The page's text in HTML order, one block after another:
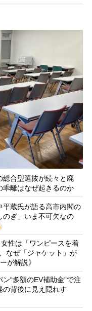
総合型選抜が続々と廃
離はなぜ起きるのか
平蔵氏が語る高市内閣の
ぎ」いま不可欠なの
性は「ワンピースを着
なぜ「ジャケット」が
が解説》
“多額のEV補助金”で注
背後に見え隠れす